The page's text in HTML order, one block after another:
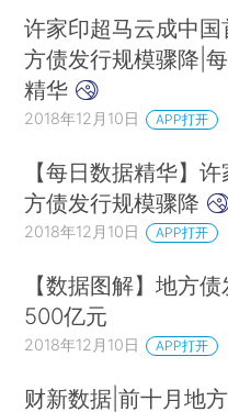
许家印超马云成中
方债发行规模骤降|
精华
2018年12月10日 APP打开
【每日数据精华】
方债发行规模骤降
2018年12月10日 APP打开
【数据图解】地方
500亿元
2018年12月10日 APP打开
财新数据|前十月地